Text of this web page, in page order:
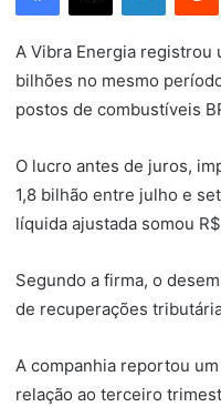
A Vibra Energia
bilhões no mesmo
postos de combustíveis
O lucro antes de juros,
1,8 bilhão entre julho e
líquida ajustada somou
Segundo a firma, o
de recuperações
A companhia reportou
relação ao terceiro